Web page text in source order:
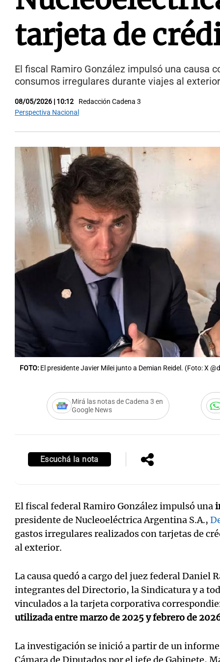
tarjeta de
El fiscal Ramiro González impulsó una causa
consumos irregulares durante viajes al
08/05/2026 | 10:12
Redacción Cadena 3
Perspectiva Nacional
FOTO: El presidente Javier Milei junto a Demian Reidel. (Foto: X
Mirá las notas de Cadena 3 en
Google News
Escuchá la nota
El fiscal federal Ramiro González impulsó una
presidente de Nucleoeléctrica Argentina S.A.,
gastos irregulares realizados con tarjetas de
al exterior.
La causa quedó a cargo del juez federal Daniel
integrantes del Directorio, la Sindicatura y a
vinculados a la tarjeta corporativa
utilizada entre marzo de 2025 y febrero de
La investigación se inició a partir de un
Cámara de Diputados por el jefe de Gabinete,
Editorial
Notas
Mundial 2026 La